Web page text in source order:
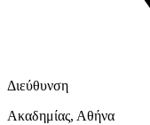
Διεύθυνση
Ακαδημίας, Αθήνα